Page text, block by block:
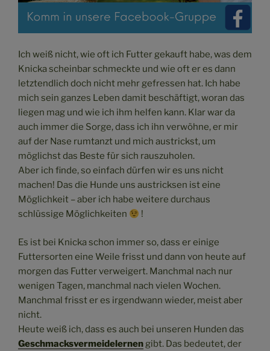
Ich weiß nicht, wie oft ich Futter gekauft habe, was dem
Knicka scheinbar schmeckte und wie oft er es dann
letztendlich doch nicht mehr gefressen hat. Ich habe
mich sein ganzes Leben damit beschäftigt, woran das
liegen mag und wie ich ihm helfen kann. Klar war da
auch immer die Sorge, dass ich ihn verwöhne, er mir
auf der Nase rumtanzt und mich austrickst, um
möglichst das Beste für sich rauszuholen.
Aber ich finde, so einfach dürfen wir es uns nicht
machen! Das die Hunde uns austricksen ist eine
Möglichkeit – aber ich habe weitere durchaus
schlüssige Möglichkeiten
!
Es ist bei Knicka schon immer so, dass er einige
Futtersorten eine Weile frisst und dann von heute auf
morgen das Futter verweigert. Manchmal nach nur
wenigen Tagen, manchmal nach vielen Wochen.
Manchmal frisst er es irgendwann wieder, meist aber
nicht.
Heute weiß ich, dass es auch bei unseren Hunden das
Geschmacksvermeidelernen gibt. Das bedeutet, der